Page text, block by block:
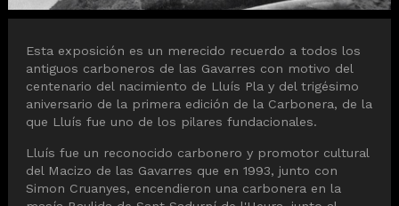
Diapositiva 1 de 1
Esta exposición es un merecido recuerdo a todos los
antiguos carboneros de las Gavarres con motivo del
centenario del nacimiento de Lluís Pla y del trigésimo
aniversario de la primera edición de la Carbonera, de la
que Lluís fue uno de los pilares fundacionales.
Lluís fue un reconocido carbonero y promotor cultural
del Macizo de las Gavarres que en 1993, junto con
Simon Cruanyes, encendieron una carbonera en la